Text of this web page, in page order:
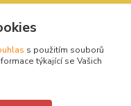
s použitím souborů
týkající se Vašich